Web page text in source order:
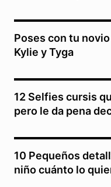
Poses con tu
Kylie y Tyga
12 Selfies cursis
pero le da pena
10 Pequeños
niño cuánto lo